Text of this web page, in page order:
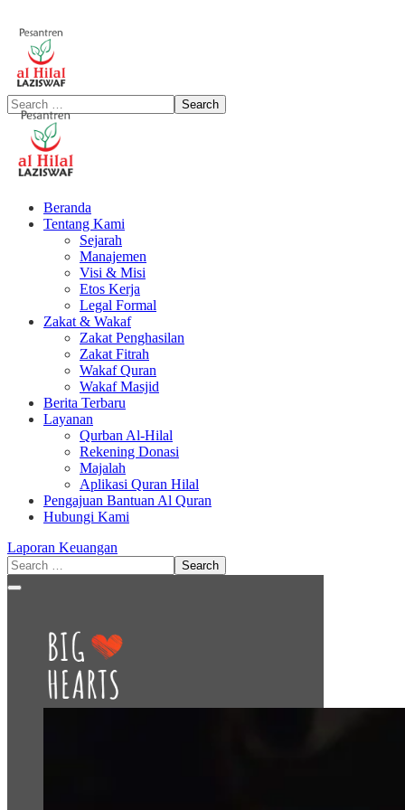
Beranda
Tentang Kami
Sejarah
Manajemen
Visi & Misi
Etos Kerja
Legal Formal
Zakat & Wakaf
Zakat Penghasilan
Zakat Fitrah
Wakaf Quran
Wakaf Masjid
Berita Terbaru
Layanan
Qurban Al-Hilal
Rekening Donasi
Majalah
Aplikasi Quran Hilal
Pengajuan Bantuan Al Quran
Hubungi Kami
Laporan Keuangan